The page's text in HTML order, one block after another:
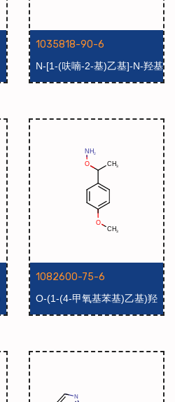
1035818-90-6
N-[1-(呋喃-2-基)乙基]-N-羟基
甲酰胺
1082600-75-6
O-(1-(4-甲氧基苯基)乙基)羟
胺